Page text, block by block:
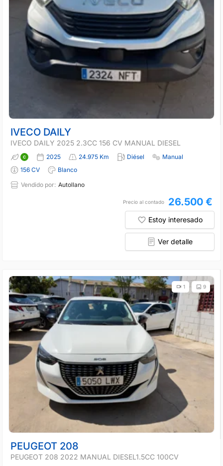
IVECO DAILY
IVECO DAILY 2025 2.3CC 156 CV MANUAL DIESEL
2025 24.975 Km Diésel
Manual
156 CV
Blanco
Vendido por: Autollano
Precio al contado 26.500 €
Estoy interesado
Ver detalle
9
1
PEUGEOT 208
PEUGEOT 208 2022 MANUAL DIESEL1.5CC 100CV